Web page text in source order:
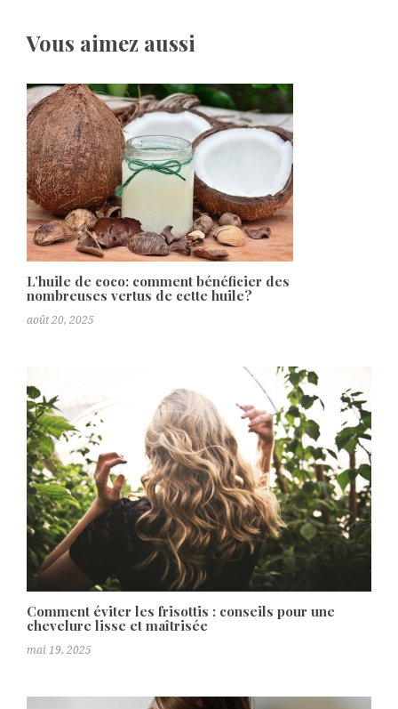
Vous aimez aussi
L’huile de coco: comment bénéficier des
nombreuses vertus de cette huile?
août 20, 2025
Comment éviter les frisottis : conseils pour une
chevelure lisse et maîtrisée
mai 19, 2025